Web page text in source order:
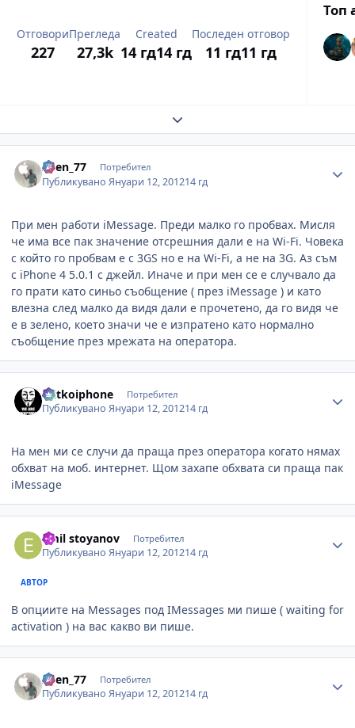
Отговори
227
Прегледа
27,3k
Created
14 гд14 гд
Последен отговор
11 гд11 гд
Топ
Expand topic overview
Asen_77 Потребител
ПубликуваноЯнуари 12, 201214 гд
При мен работи iMessage. Преди малко го пробвах. Мисля
че има все пак значение отсрешния дали е на Wi-Fi. Човека
с който го пробвам е с 3GS но е на Wi-Fi, а не на 3G. Аз съм
с iPhone 4 5.0.1 с джейл. Иначе и при мен се е случвало да
го прати като синьо съобщение ( през iMessage ) и като
влезна след малко да видя дали е прочетено, да го видя че
е в зелено, което значи че е изпратено като нормално
съобщение през мрежата на оператора.
mitkoiphone Потребител
ПубликуваноЯнуари 12, 201214 гд
На мен ми се случи да праща през оператора когато нямах
обхват на моб. интернет. Щом захапе обхвата си праща пак
iMessage
emil stoyanov Потребител
ПубликуваноЯнуари 12, 201214 гд
АВТОР
В опциите на Messages под IMessages ми пише ( waiting for
activation ) на вас какво ви пише.
Asen_77 Потребител
ПубликуваноЯнуари 12, 201214 гд